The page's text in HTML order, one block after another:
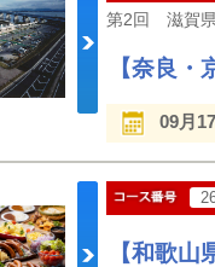
【奈良
09月
【和歌